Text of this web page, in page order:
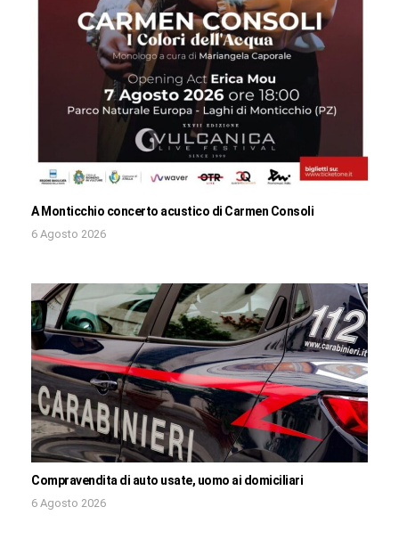
A Monticchio concerto acustico di Carmen Consoli
6 Agosto 2026
Compravendita di auto usate, uomo ai domiciliari
6 Agosto 2026